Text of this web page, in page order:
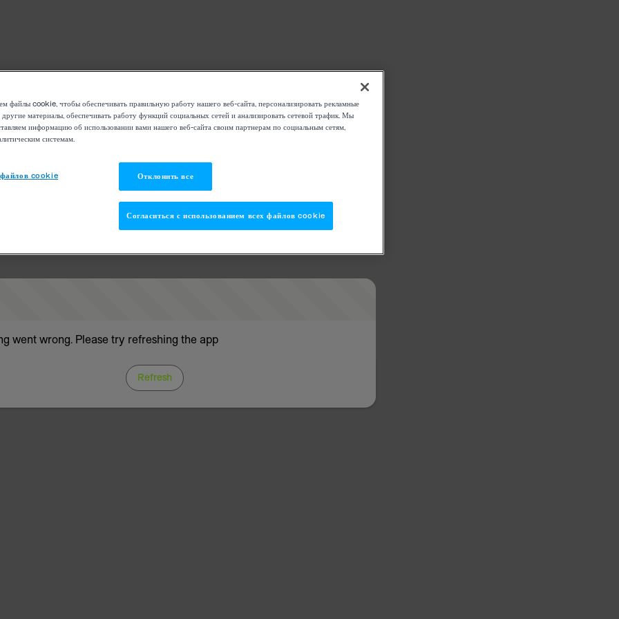
went wrong. Please try refreshing the app
Refresh
файлы cookie, чтобы обеспечивать правильную работу нашего веб-сайта, персонализировать рекламные
другие материалы, обеспечивать работу функций социальных сетей и анализировать сетевой трафик. Мы
информацию об использовании вами нашего веб-сайта своим партнерам по социальным сетям,
системам.
cookie Отклонить все
Согласиться с использованием всех файлов cookie